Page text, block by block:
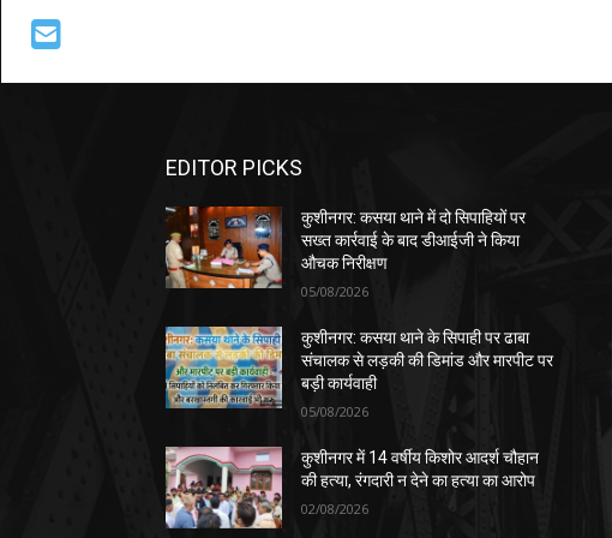
EDITOR PICKS
कुशीनगर: कसया थाने में दो सिपाहियों पर
सख्त कार्रवाई के बाद डीआईजी ने किया
औचक निरीक्षण
05/08/2026
कुशीनगर: कसया थाने के सिपाही पर ढाबा
संचालक से लड़की की डिमांड और मारपीट पर
बड़ी कार्यवाही
05/08/2026
कुशीनगर में 14 वर्षीय किशोर आदर्श चौहान
की हत्या, रंगदारी न देने का हत्या का आरोप
02/08/2026